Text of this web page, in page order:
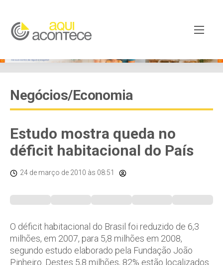
Negócios/Economia
Estudo mostra queda no
déficit habitacional do País
24 de março de 2010 às 08:51
O déficit habitacional do Brasil foi reduzido de 6,3
milhões, em 2007, para 5,8 milhões em 2008,
segundo estudo elaborado pela Fundação João
Pinheiro. Destes 5,8 milhões, 82% estão localizados